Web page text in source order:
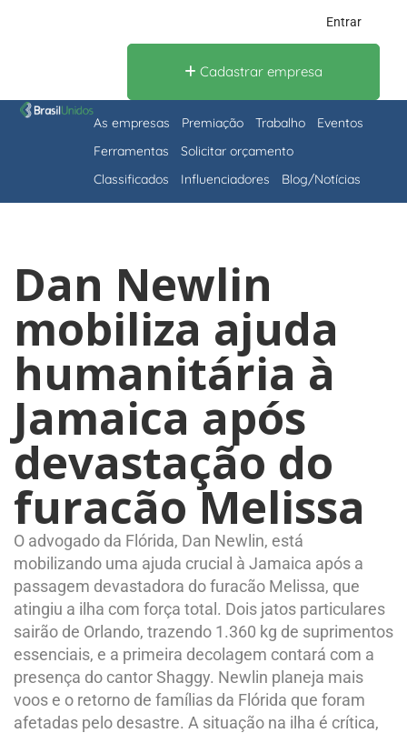
Entrar
Cadastrar empresa
As empresas Premiação Trabalho
Eventos
Ferramentas
Solicitar orçamento
Classificados
Influenciadores Blog/Notícias
Dan Newlin
mobiliza ajuda
humanitária à
Jamaica após
devastação do
furacão Melissa
O advogado da Flórida, Dan Newlin, está
mobilizando uma ajuda crucial à Jamaica após a
passagem devastadora do furacão Melissa, que
atingiu a ilha com força total. Dois jatos particulares
sairão de Orlando, trazendo 1.360 kg de suprimentos
essenciais, e a primeira decolagem contará com a
presença do cantor Shaggy. Newlin planeja mais
voos e o retorno de famílias da Flórida que foram
afetadas pelo desastre. A situação na ilha é crítica,